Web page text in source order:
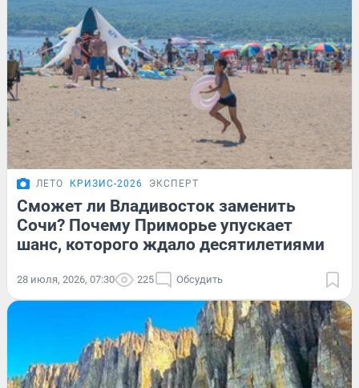
ЛЕТО КРИЗИС-2026 ЭКСПЕРТ
Сможет ли Владивосток заменить
Сочи? Почему Приморье упускает
шанс, которого ждало десятилетиями
28 июля, 2026, 07:30 225 Обсудить